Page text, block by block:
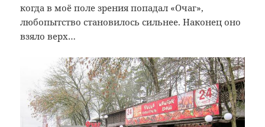
когда в моё поле зрения попадал «Очаг»,
любопытство становилось сильнее. Наконец оно
взяло верх…